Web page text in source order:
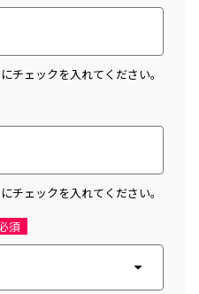
チェックを入れてください。
チェックを入れてください。
須